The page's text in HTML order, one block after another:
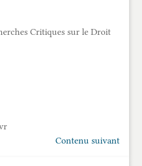
Critiques sur le Droit
Contenu suivant